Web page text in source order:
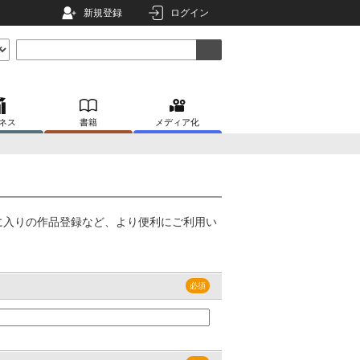
新規登録 ログイン
ス 書籍 メディア化
りの作品登録など、より便利にご利用い